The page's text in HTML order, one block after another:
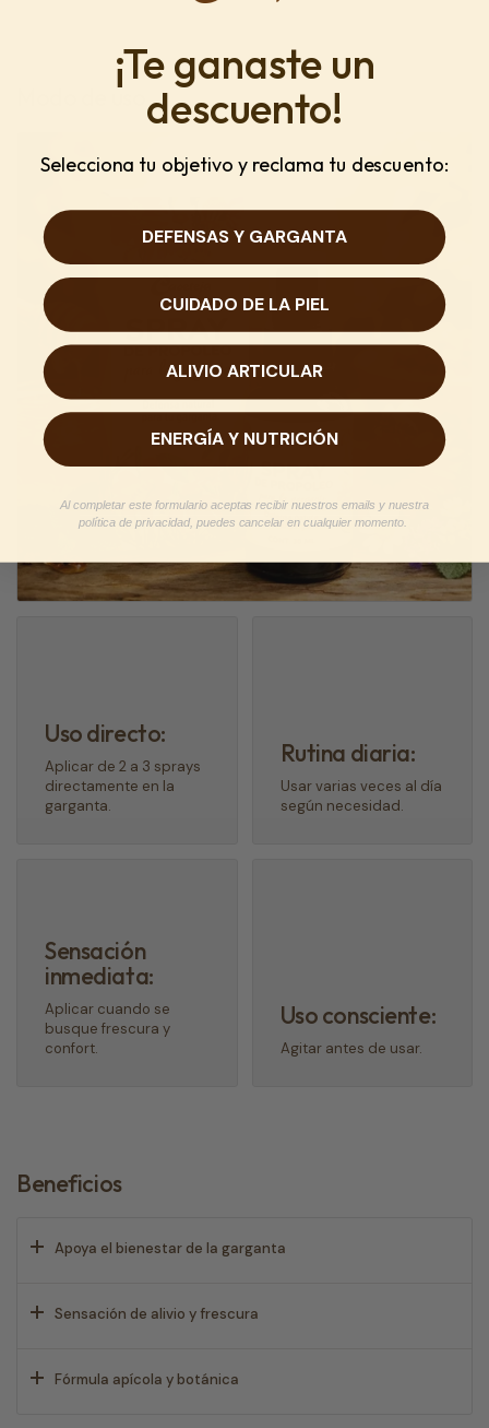
Uso directo:
Aplicar de 2 a 3 sprays
directamente en la
garganta.
Rutina diaria:
Usar varias veces al día
según necesidad.
Sensación
inmediata:
Aplicar cuando se
busque frescura y
confort.
Uso consciente:
Agitar antes de usar.
Beneficios
Apoya el bienestar de la garganta
Sensación de alivio y frescura
Fórmula apícola y botánica
¡Te ganaste un
descuento!
Selecciona tu objetivo y reclama tu descuento:
DEFENSAS Y GARGANTA
CUIDADO DE LA PIEL
ALIVIO ARTICULAR
ENERGÍA Y NUTRICIÓN
Al completar este formulario aceptas recibir nuestros emails y nuestra
política de privacidad, puedes cancelar en cualquier momento.